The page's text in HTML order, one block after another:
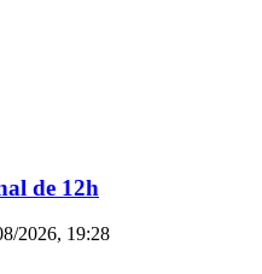
de 12h
2026, 19:28